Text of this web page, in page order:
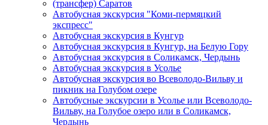
(трансфер) Саратов
Автобусная экскурсия "Коми-пермяцкий
экспресс"
Автобусная экскурсия в Кунгур
Автобусная экскурсия в Кунгур, на Белую Гору
Автобусная экскурсия в Соликамск, Чердынь
Автобусная экскурсия в Усолье
Автобусная экскурсия во Всеволодо-Вильву и
пикник на Голубом озере
Автобусные экскурсии в Усолье или Всеволодо-
Вильву, на Голубое озеро или в Соликамск,
Чердынь